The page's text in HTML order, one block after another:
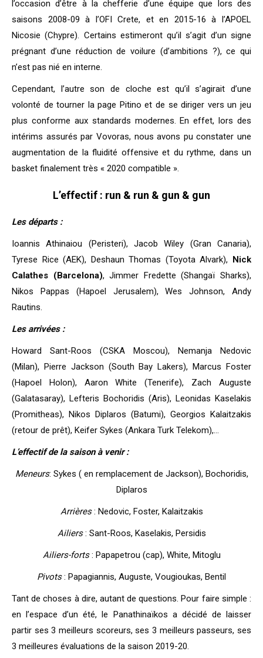
l’occasion d’être à la chefferie d’une équipe que lors des
saisons 2008-09 à l’OFI Crete, et en 2015-16 à l’APOEL
Nicosie (Chypre). Certains estimeront qu’il s’agit d’un signe
prégnant d’une réduction de voilure (d’ambitions ?), ce qui
n’est pas nié en interne.
Cependant, l’autre son de cloche est qu’il s’agirait d’une
volonté de tourner la page Pitino et de se diriger vers un jeu
plus conforme aux standards modernes. En effet, lors des
intérims assurés par Vovoras, nous avons pu constater une
augmentation de la fluidité offensive et du rythme, dans un
basket finalement très « 2020 compatible ».
L’effectif : run & run & gun & gun
Les départs :
Ioannis Athinaiou (Peristeri), Jacob Wiley (Gran Canaria),
Tyrese Rice (AEK), Deshaun Thomas (Toyota Alvark), Nick
Calathes (Barcelona), Jimmer Fredette (Shangaï Sharks),
Nikos Pappas (Hapoel Jerusalem), Wes Johnson, Andy
Rautins.
Les arrivées :
Howard Sant-Roos (CSKA Moscou), Nemanja Nedovic
(Milan), Pierre Jackson (South Bay Lakers), Marcus Foster
(Hapoel Holon), Aaron White (Tenerife), Zach Auguste
(Galatasaray), Lefteris Bochoridis (Aris), Leonidas Kaselakis
(Promitheas), Nikos Diplaros (Batumi), Georgios Kalaitzakis
(retour de prêt), Keifer Sykes (Ankara Turk Telekom),…
L’effectif de la saison à venir :
Meneurs: Sykes ( en remplacement de Jackson), Bochoridis,
Diplaros
Arrières: Nedovic, Foster, Kalaitzakis
Ailiers: Sant-Roos, Kaselakis, Persidis
Ailiers-forts: Papapetrou (cap), White, Mitoglu
Pivots: Papagiannis, Auguste, Vougioukas, Bentil
Tant de choses à dire, autant de questions. Pour faire simple :
en l’espace d’un été, le Panathinaïkos a décidé de laisser
partir ses 3 meilleurs scoreurs, ses 3 meilleurs passeurs, ses
3 meilleures évaluations de la saison 2019-20.